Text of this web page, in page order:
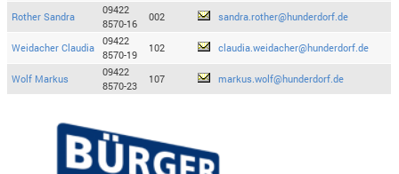
Rother Sandra
09422
8570-16
002 sandra.rother@hunderdorf.de
Weidacher Claudia
09422
8570-19
102 claudia.weidacher@hunderdorf.de
Wolf Markus
09422
8570-23
107 markus.wolf@hunderdorf.de